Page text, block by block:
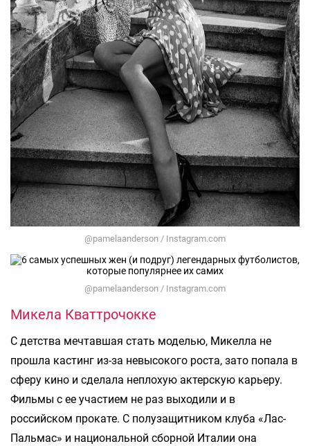
@pamelaanderson / Instagram.com
@pamelaanderson / Instagram.com
Микела Кваттрочокке
С детства мечтавшая стать моделью, Микелла не
прошла кастинг из-за невысокого роста, зато попала в
сферу кино и сделала неплохую актерскую карьеру.
Фильмы с ее участием не раз выходили и в
российском прокате. С полузащитником клуба «Лас-
Пальмас» и национальной сборной Италии она